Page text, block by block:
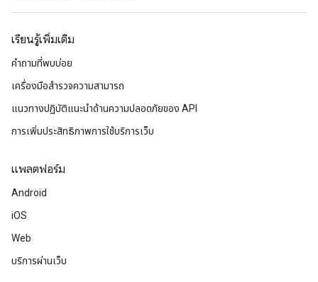
เรียนรู้เพิ่มเติม
คำถามที่พบบ่อย
เครื่องมือสำรวจความสามารถ
แนวทางปฏิบัติแนะนําด้านความปลอดภัยของ API
การเพิ่มประสิทธิภาพการใช้บริการเว็บ
แพลตฟอร์ม
Android
iOS
Web
บริการผ่านเว็บ